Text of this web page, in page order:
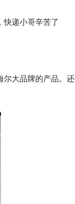
快递小哥辛苦了
尔大品牌的产品。还